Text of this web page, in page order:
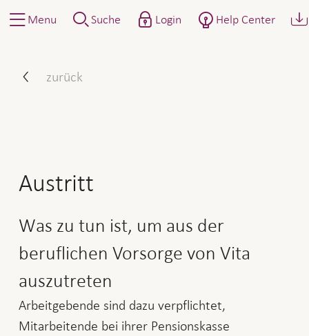
Menu Suche Login Help Center
zurück
Austritt
Was zu tun ist, um aus der
beruflichen Vorsorge von Vita
auszutreten
Arbeitgebende sind dazu verpflichtet,
Mitarbeitende bei ihrer Pensionskasse